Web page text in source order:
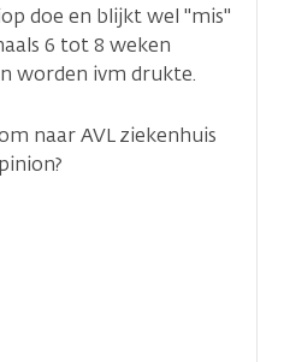
doe en blijkt wel "mis"
6 tot 8 weken
worden ivm drukte.
naar AVL ziekenhuis